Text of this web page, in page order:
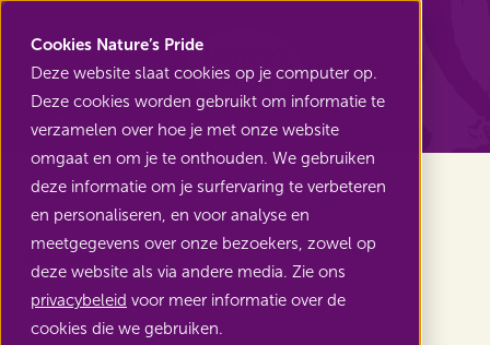
Cookies Nature’s Pride
Deze website slaat cookies op je computer op.
Deze cookies worden gebruikt om informatie te
verzamelen over hoe je met onze website
omgaat en om je te onthouden. We gebruiken
deze informatie om je surfervaring te verbeteren
en personaliseren, en voor analyse en
meetgegevens over onze bezoekers, zowel op
deze website als via andere media. Zie ons
privacybeleid voor meer informatie over de
cookies die we gebruiken.
Terug naar Projecten
Peru: WASH